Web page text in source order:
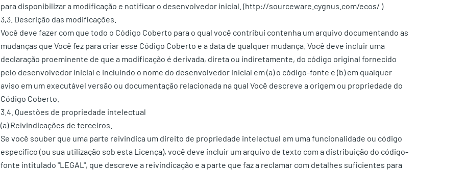
para disponibilizar a modificação e notificar o desenvolvedor inicial. (http://sourceware.cygnus.com/ecos/ )
3,3. Descrição das modificações.
Você deve fazer com que todo o Código Coberto para o qual você contribui contenha um arquivo documentando as
mudanças que Você fez para criar esse Código Coberto e a data de qualquer mudança. Você deve incluir uma
declaração proeminente de que a modificação é derivada, direta ou indiretamente, do código original fornecido
pelo desenvolvedor inicial e incluindo o nome do desenvolvedor inicial em (a) o código-fonte e (b) em qualquer
aviso em um executável versão ou documentação relacionada na qual Você descreve a origem ou propriedade do
Código Coberto.
3.4. Questões de propriedade intelectual
(a) Reivindicações de terceiros.
Se você souber que uma parte reivindica um direito de propriedade intelectual em uma funcionalidade ou código
específico (ou sua utilização sob esta Licença), você deve incluir um arquivo de texto com a distribuição do código-
fonte intitulado "LEGAL", que descreve a reivindicação e a parte que faz a reclamar com detalhes suficientes para